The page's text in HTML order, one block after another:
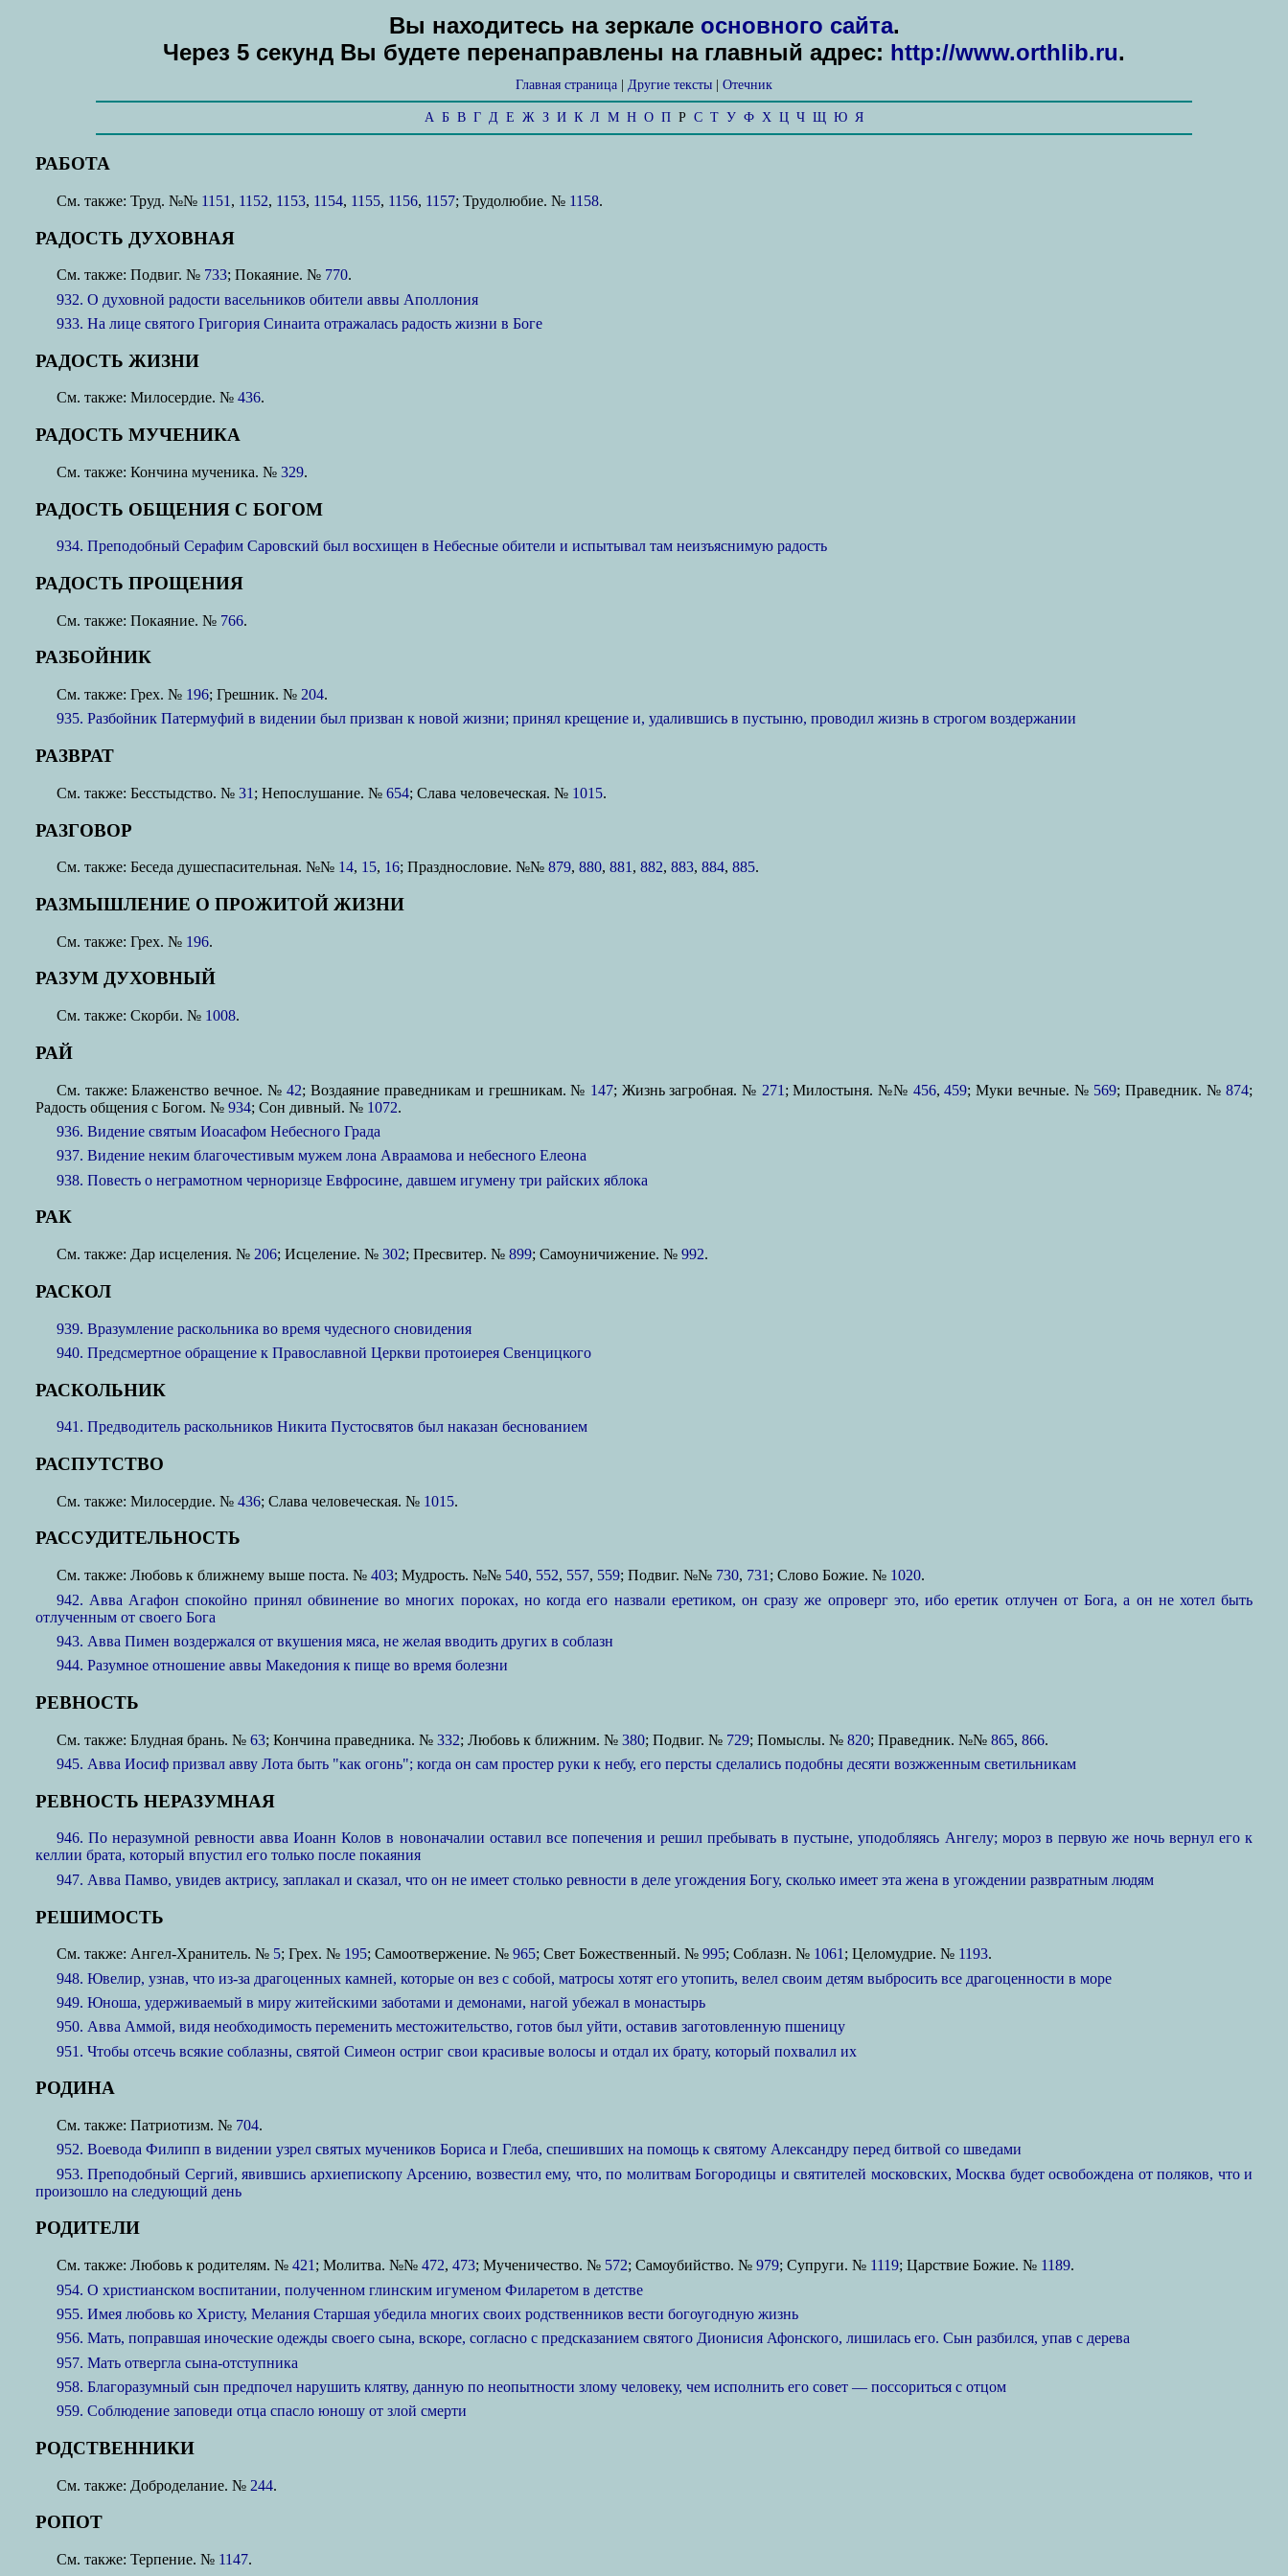
Вы находитесь на зеркале основного сайта.
Через 5 секунд Вы будете перенаправлены на главный адрес: http://www.orthlib.ru.
Главная страница Другие тексты Отечник
А Б В Г Д Е Ж З И К Л М Н О П Р С Т У Ф Х Ц Ч Щ Ю Я
РАБОТА
См. также: Труд. №№ 1151 , 1152, 1153, 1154, 1155, 1156, 1157; Трудолюбие. № 1158.
РАДОСТЬ ДУХОВНАЯ
См. также: Подвиг. № 733; Покаяние. № 770.
932. О духовной радости васельников обители аввы Аполлония
933. На лице святого Григория Синаита отражалась радость жизни в Боге
РАДОСТЬ ЖИЗНИ
См. также: Милосердие. № 436.
РАДОСТЬ МУЧЕНИКА
См. также: Кончина мученика. № 329.
РАДОСТЬ ОБЩЕНИЯ С БОГОМ
934. Преподобный Серафим Саровский был восхищен в Небесные обители и испытывал там неизъяснимую радость
РАДОСТЬ ПРОЩЕНИЯ
См. также: Покаяние. № 766.
РАЗБОЙНИК
См. также: Грех. № 196; Грешник. № 204.
935. Разбойник Патермуфий в видении был призван к новой жизни; принял крещение и, удалившись в пустыню, проводил жизнь в строгом воздержании
РАЗВРАТ
См. также: Бесстыдство. № 31 ; Непослушание. № 654; Слава человеческая. № 1015.
РАЗГОВОР
См. также: Беседа душеспасительная. №№ 14, 15, 16; Празднословие. №№ 879, 880, 881 , 882, 883, 884, 885.
РАЗМЫШЛЕНИЕ О ПРОЖИТОЙ ЖИЗНИ
См. также: Грех. № 196.
РАЗУМ ДУХОВНЫЙ
См. также: Скорби. № 1008.
РАЙ
См. также: Блаженство вечное. №42; Воздаяние праведникам и грешникам. № 147; Жизнь загробная. № 271 ; Милостыня. №№ 456,459; Муки вечные. № 569; Праведник. №874;
Радость общения с Богом. № 934; Сон дивный. № 1072.
936. Видение святым Иоасафом Небесного Града
937. Видение неким благочестивым мужем лона Авраамова и небесного Елеона
938. Повесть о неграмотном черноризце Евфросине, давшем игумену три райских яблока
РАК
См. также: Дар исцеления. № 206; Исцеление. № 302; Пресвитер. № 899; Самоуничижение. № 992.
РАСКОЛ
939. Вразумление раскольника во время чудесного сновидения
940. Предсмертное обращение к Православной Церкви протоиерея Свенцицкого
РАСКОЛЬНИК
941. Предводитель раскольников Никита Пустосвятов был наказан беснованием
РАСПУТСТВО
См. также: Милосердие. № 436; Слава человеческая. № 1015.
РАССУДИТЕЛЬНОСТЬ
См. также: Любовь к ближнему выше поста. № 403; Мудрость. №№ 540, 552, 557, 559; Подвиг. №№ 730, 731 ; Слово Божие. № 1020.
942. Авва Агафон спокойно принял обвинение во многих пороках, но когда его назвали еретиком, он сразу же опроверг это, ибо еретик отлучен от Бога, а он не хотел быть
отлученным от своего Бога
943. Авва Пимен воздержался от вкушения мяса, не желая вводить других в соблазн
944. Разумное отношение аввы Македония к пище во время болезни
РЕВНОСТЬ
См. также: Блудная брань. № 63; Кончина праведника. № 332; Любовь к ближним. № 380; Подвиг. № 729; Помыслы. № 820; Праведник. №№ 865, 866.
945. Авва Иосиф призвал авву Лота быть "как огонь"; когда он сам простер руки к небу, его персты сделались подобны десяти возжженным светильникам
РЕВНОСТЬ НЕРАЗУМНАЯ
946. По неразумной ревности авва Иоанн Колов в новоначалии оставил все попечения и решил пребывать в пустыне, уподобляясь Ангелу; мороз в первую же ночь вернул его к
келлии брата, который впустил его только после покаяния
947. Авва Памво, увидев актрису, заплакал и сказал, что он не имеет столько ревности в деле угождения Богу, сколько имеет эта жена в угождении развратным людям
РЕШИМОСТЬ
См. также: Ангел-Хранитель. № 5; Грех. № 195; Самоотвержение. № 965; Свет Божественный. № 995; Соблазн. № 1061 ; Целомудрие. № 1193.
948. Ювелир, узнав, что из-за драгоценных камней, которые он вез с собой, матросы хотят его утопить, велел своим детям выбросить все драгоценности в море
949. Юноша, удерживаемый в миру житейскими заботами и демонами, нагой убежал в монастырь
950. Авва Аммой, видя необходимость переменить местожительство, готов был уйти, оставив заготовленную пшеницу
951. Чтобы отсечь всякие соблазны, святой Симеон остриг свои красивые волосы и отдал их брату, который похвалил их
РОДИНА
См. также: Патриотизм. № 704.
952. Воевода Филипп в видении узрел святых мучеников Бориса и Глеба, спешивших на помощь к святому Александру перед битвой со шведами
953. Преподобный Сергий, явившись архиепископу Арсению, возвестил ему, что, по молитвам Богородицы и святителей московских, Москва будет освобождена от поляков, что и
произошло на следующий день
РОДИТЕЛИ
См. также: Любовь к родителям. № 421 ; Молитва. №№ 472, 473; Мученичество. № 572; Самоубийство. № 979; Супруги. № 1119; Царствие Божие. № 1189.
954. О христианском воспитании, полученном глинским игуменом Филаретом в детстве
955. Имея любовь ко Христу, Мелания Старшая убедила многих своих родственников вести богоугодную жизнь
956. Мать, поправшая иноческие одежды своего сына, вскоре, согласно с предсказанием святого Дионисия Афонского, лишилась его. Сын разбился, упав с дерева
957. Мать отвергла сына-отступника
958. Благоразумный сын предпочел нарушить клятву, данную по неопытности злому человеку, чем исполнить его совет — поссориться с отцом
959. Соблюдение заповеди отца спасло юношу от злой смерти
РОДСТВЕННИКИ
См. также: Доброделание. № 244.
РОПОТ
См. также: Терпение. № 1147.